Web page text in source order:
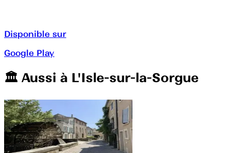
Disponible sur
Google Play
🏛️️ Aussi à L'Isle-sur-la-Sorgue